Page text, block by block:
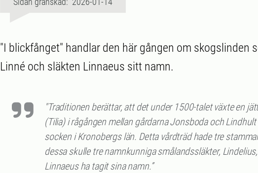
"I blickfånget" handlar den här gången om skogslinden
Linné och släkten Linnaeus sitt namn.
"Traditionen berättar, att det under 1500-talet växte en
(Tilia) i rågången mellan gårdarna Jonsboda och
socken i Kronobergs län. Detta vårdträd hade tre
dessa skulle tre namnkunniga smålandssläkter,
Linnaeus ha tagit sina namn.”